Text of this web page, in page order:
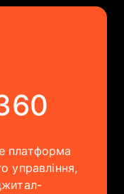
платформа
управління,